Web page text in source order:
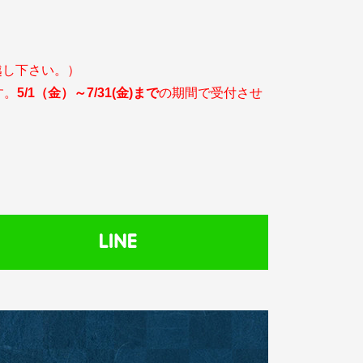
下さい。）
5/1 （金）～7/31(金)までの期間で受付させ